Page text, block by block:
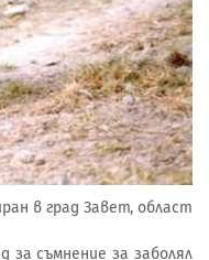
в град Завет, област
за съмнение за заболял